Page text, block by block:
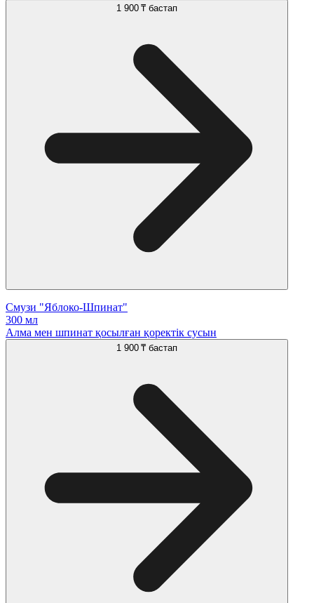
1 900 ₸ бастап
Смузи "Яблоко-Шпинат"
300 мл
Алма мен шпинат қосылған қоректік сусын
1 900 ₸ бастап